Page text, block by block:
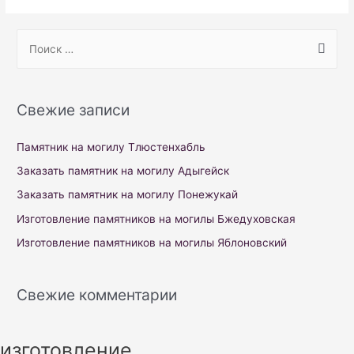
r
h
f
o
Свежие записи
Памятник на могилу Тлюстенхабль
Заказать памятник на могилу Адыгейск
Заказать памятник на могилу Понежукай
Изготовление памятников на могилы Бжедуховская
Изготовление памятников на могилы Яблоновский
Свежие комментарии